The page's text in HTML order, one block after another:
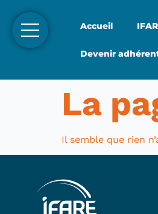
Accueil
Devenir
La
Il semble que rien